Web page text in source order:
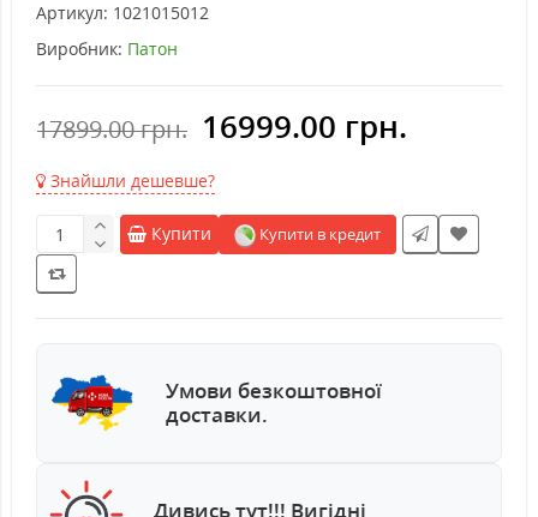
Артикул: 1021015012
Виробник: Патон
17899.00 грн. 16999.00 грн.
Знайшли дешевше?
Купити Купити в кредит
Умови безкоштовної
доставки.
Дивись тут!!! Вигідні